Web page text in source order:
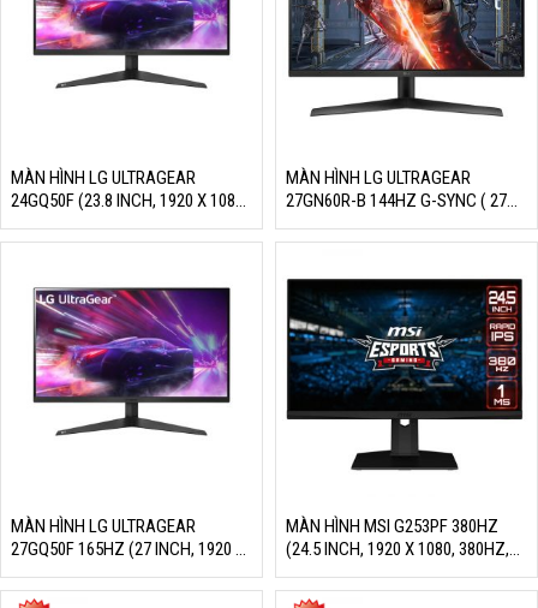
MÀN HÌNH LG ULTRAGEAR
24GQ50F (23.8 INCH, 1920 X 1080,
165HZ, VA, 1MS)
MÀN HÌNH LG ULTRAGEAR
27GN60R-B 144HZ G-SYNC ( 27
INCH, 1920 X 1080, 144HZ, IPS,
1MS, SRGB 95% )
MÀN HÌNH LG ULTRAGEAR
27GQ50F 165HZ (27 INCH, 1920 X
1080, 165HZ, VA, 1MS)
MÀN HÌNH MSI G253PF 380HZ
(24.5 INCH, 1920 X 1080, 380HZ,
RAPID IPS, 1MS, 106% SRGB, G-
SYNC)